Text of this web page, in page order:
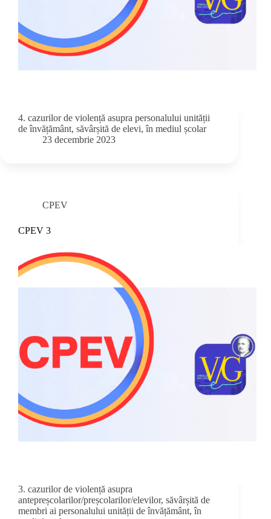
4. cazurilor de violență asupra personalului unității
de învățământ, săvârșită de elevi, în mediul școlar
23 decembrie 2023
CPEV
CPEV 3
3. cazurilor de violență asupra
antepreșcolarilor/preșcolarilor/elevilor, săvârșită de
membri ai personalului unității de învățământ, în